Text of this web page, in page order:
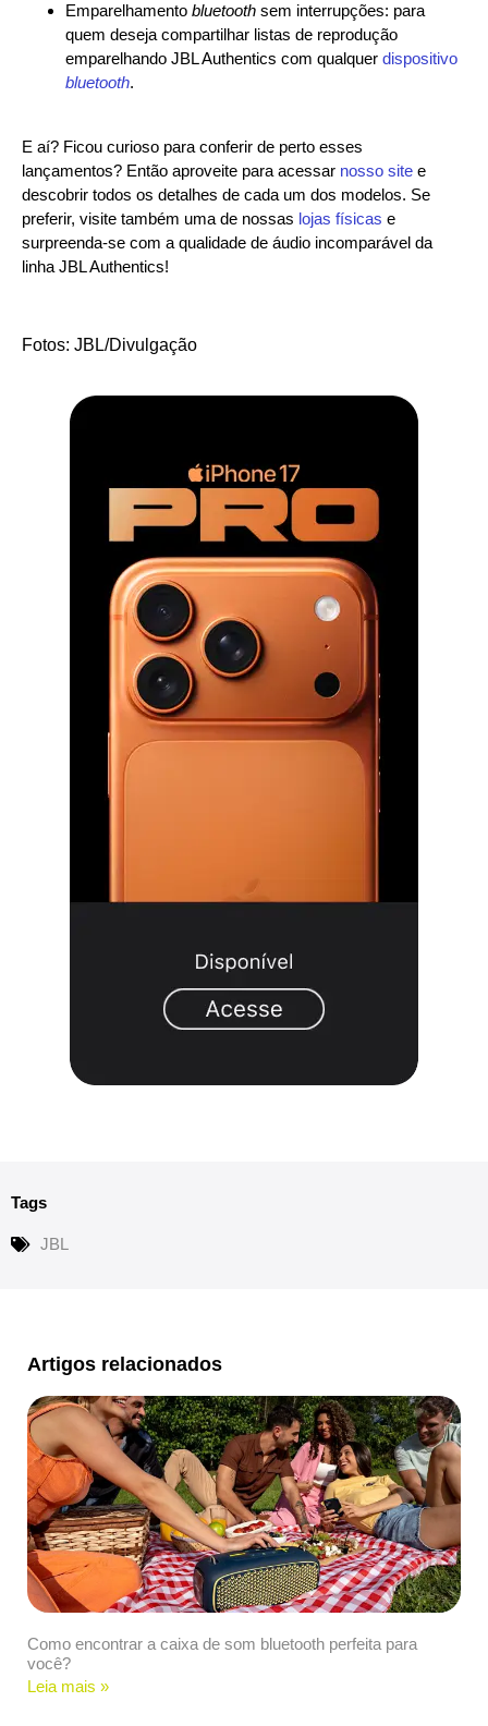
Emparelhamento bluetooth sem interrupções: para
quem deseja compartilhar listas de reprodução
emparelhando JBL Authentics com qualquer dispositivo
bluetooth.
E aí? Ficou curioso para conferir de perto esses
lançamentos? Então aproveite para acessar nosso site e
descobrir todos os detalhes de cada um dos modelos. Se
preferir, visite também uma de nossas lojas físicas e
surpreenda-se com a qualidade de áudio incomparável da
linha JBL Authentics!
Fotos: JBL/Divulgação
Tags
JBL
Artigos relacionados
Como encontrar a caixa de som bluetooth perfeita para
você?
Leia mais »